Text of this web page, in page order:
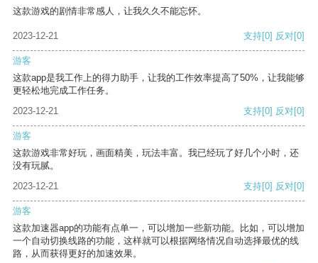
这款游戏的剧情非常感人，让我久久不能忘怀。
2023-12-21 支持[0] 反对[0]
游客
这款app是我工作上的得力助手，让我的工作效率提高了50%，让我能够
更轻松地完成工作任务。
2023-12-21
支持[0] 反对[0]
游客
这款游戏非常好玩，画面精美，玩法丰富。我已经玩了好几个小时，还
没有玩腻。
2023-12-21
支持[0] 反对[0]
游客
这款加速器app的功能有点单一，可以增加一些新功能。比如，可以增加
一个自动切换线路的功能，这样就可以根据网络情况自动选择最优的线
路，从而获得更好的加速效果。